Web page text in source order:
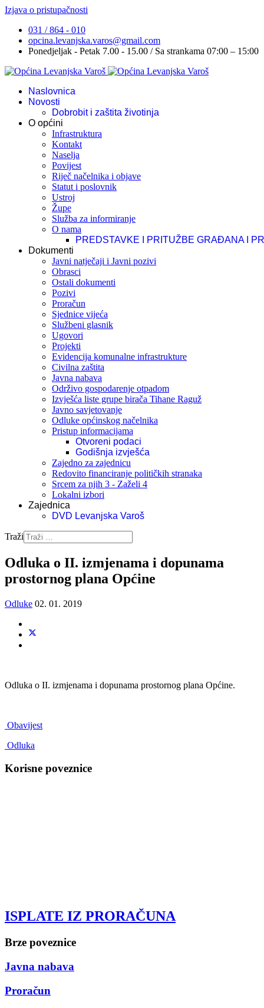
Izjava o pristupačnosti
031 / 864 - 010
opcina.levanjska.varos@gmail.com
Ponedjeljak - Petak 7.00 - 15.00 / Sa strankama 07:00 – 15:00
Naslovnica
Novosti
Dobrobit i zaštita životinja
O općini
Infrastruktura
Kontakt
Naselja
Povijest
Riječ načelnika i objave
Statut i poslovnik
Ustroj
Župe
Služba za informiranje
O nama
PREDSTAVKE I PRITUŽBE GRAĐANA I
Dokumenti
Javni natječaji i Javni pozivi
Obrasci
Ostali dokumenti
Pozivi
Proračun
Sjednice vijeća
Službeni glasnik
Ugovori
Projekti
Evidencija komunalne infrastrukture
Civilna zaštita
Javna nabava
Održivo gospodarenje otpadom
Izvješća liste grupe birača Tihane Raguž
Javno savjetovanje
Odluke općinskog načelnika
Pristup informacijama
Otvoreni podaci
Godišnja izvješća
Zajedno za zajednicu
Redovito financiranje političkih stranaka
Srcem za njih 3 - Zaželi 4
Lokalni izbori
Zajednica
DVD Levanjska Varoš
Traži
Odluka o II. izmjenama i dopunama
prostornog plana Općine
Odluke 02. 01. 2019
Odluka o II. izmjenama i dopunama prostornog plana Općine.
Obavijest
Odluka
Korisne poveznice
ISPLATE IZ PRORAČUNA
Brze poveznice
Javna nabava
Proračun